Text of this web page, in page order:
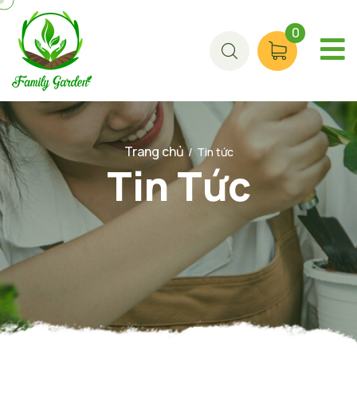
0
Trang chủ / Tin tức
Tin Tức